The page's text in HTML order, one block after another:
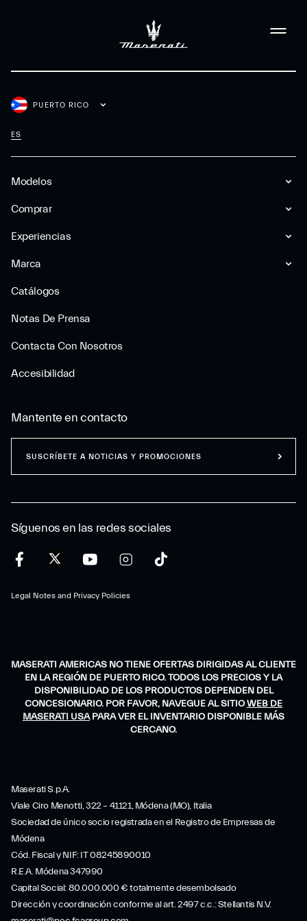
Modelos
Comprar
Experiencias
Marca
Catálogos
Notas De Prensa
Contacta Con Nosotros
Accesibilidad
PUERTO RICO
ES
Síguenos en las redes sociales
Legal Notes and Privacy Policies
Mantente en contacto
SUSCRÍBETE A NOTICIAS Y PROMOCIONES
MASERATI AMERICAS NO TIENE OFERTAS DIRIGIDAS AL CLIENTE
EN LA REGIÓN DE PUERTO RICO. TODOS LOS PRECIOS Y LA
DISPONIBILIDAD DE LOS PRODUCTOS DEPENDEN DEL
CONCESIONARIO. POR FAVOR, NAVEGUE AL SITIOWEB DE
MASERATI USAPARA VER EL INVENTARIO DISPONIBLE MÁS
CERCANO.
Maserati S.p.A.
Viale Ciro Menotti, 322 – 41121, Módena (MO), Italia
Sociedad de único socio registrada en el Registro de Empresas de
Módena
Cód. Fiscal y NIF: IT 08245890010
R.E.A. Módena 347990
Capital Social: 80.000.000 € totalmente desembolsado
Dirección y coordinación conforme al art. 2497 c.c.: Stellantis N.V.